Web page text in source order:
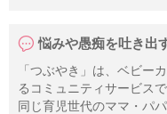
悩みや愚痴を吐き出
「つぶやき」は、ベビー
るコミュニティサービス
同じ育児世代のママ・パ